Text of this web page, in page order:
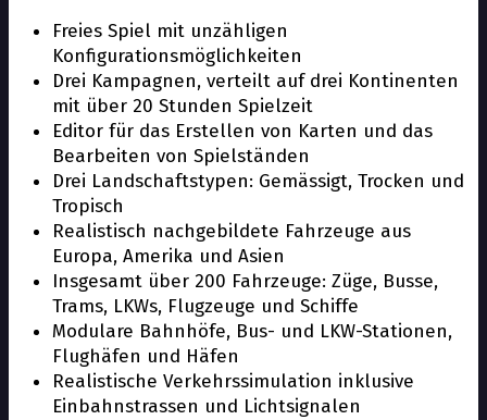
Freies Spiel mit unzähligen
Konfigurationsmöglichkeiten
Drei Kampagnen, verteilt auf drei Kontinenten
mit über 20 Stunden Spielzeit
Editor für das Erstellen von Karten und das
Bearbeiten von Spielständen
Drei Landschaftstypen: Gemässigt, Trocken und
Tropisch
Realistisch nachgebildete Fahrzeuge aus
Europa, Amerika und Asien
Insgesamt über 200 Fahrzeuge: Züge, Busse,
Trams, LKWs, Flugzeuge und Schiffe
Modulare Bahnhöfe, Bus- und LKW-Stationen,
Flughäfen und Häfen
Realistische Verkehrssimulation inklusive
Einbahnstrassen und Lichtsignalen